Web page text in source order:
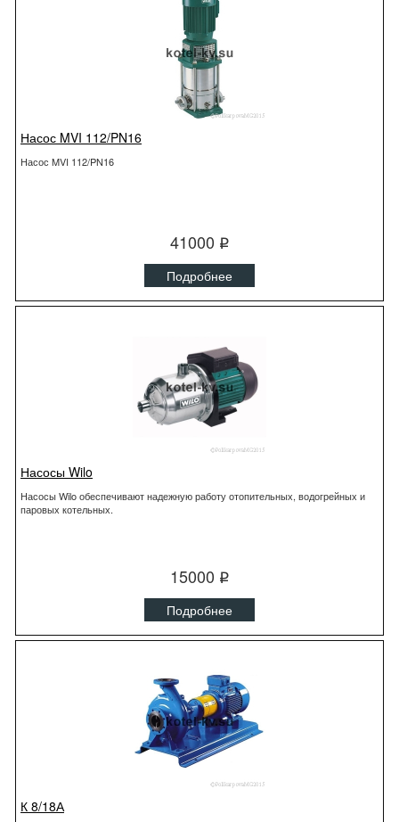
Насос MVI 112/PN16
Насос MVI 112/PN16
41000 q
Подробнее
Насосы Wilo
Насосы Wilo обеспечивают надежную работу отопительных, водогрейных и
паровых котельных.
15000 q
Подробнее
К 8/18А